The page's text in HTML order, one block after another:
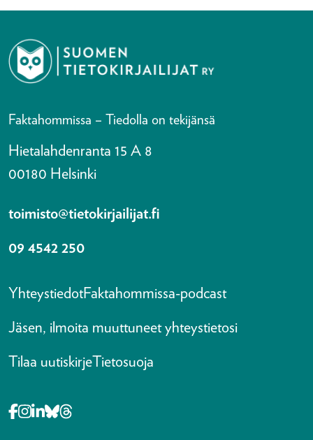
Faktahommissa – Tiedolla on tekijänsä
Hietalahdenranta 15 A 8
00180 Helsinki
toimisto@tietokirjailijat.fi
09 4542 250
YhteystiedotFaktahommissa-podcast
Jäsen, ilmoita muuttuneet yhteystietosi
Tilaa uutiskirjeTietosuoja
Opens in a new tab Facebook-f
Opens in a new tab Instagram
Opens in a new tab Linkedin-in
Opens in a new tab Bluesky